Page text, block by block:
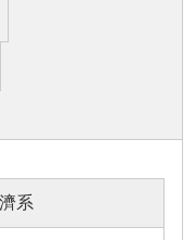
系